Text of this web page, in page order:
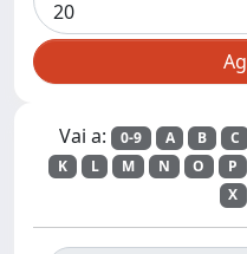
Vai a: 0-9 A B C
K
L M N O P
X